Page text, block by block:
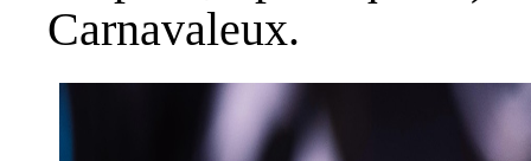
Carnavaleux.